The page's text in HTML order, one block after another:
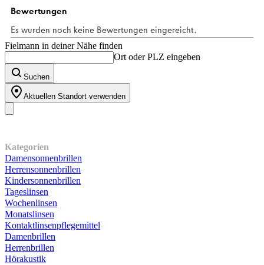
Fielmann in deiner Nähe finden
Ort oder PLZ eingeben
Suchen
Aktuellen Standort verwenden
Kategorien
Damensonnenbrillen
Herrensonnenbrillen
Kindersonnenbrillen
Tageslinsen
Wochenlinsen
Monatslinsen
Kontaktlinsenpflegemittel
Damenbrillen
Herrenbrillen
Hörakustik